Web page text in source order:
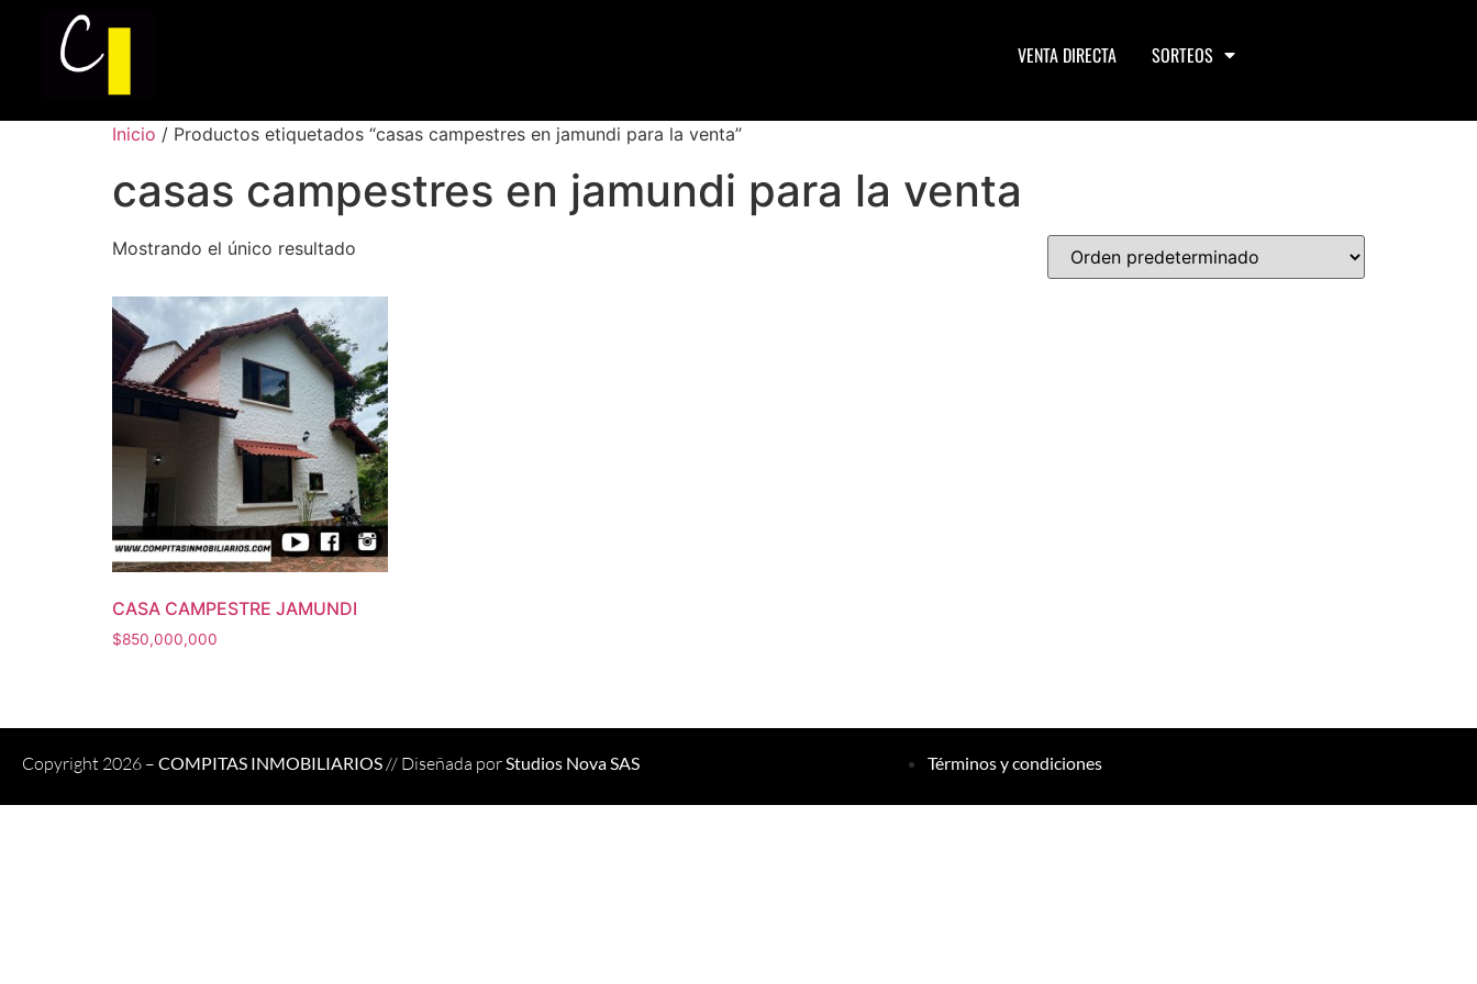
VENTA DIRECTA SORTEOS
Inicio / Productos etiquetados “casas campestres en jamundi para la venta”
casas campestres en jamundi para la venta
Mostrando el único resultado
CASA CAMPESTRE JAMUNDI
$850,000,000
Copyright 2026 – COMPITAS INMOBILIARIOS // Diseñada porStudios Nova SAS Términos y condiciones